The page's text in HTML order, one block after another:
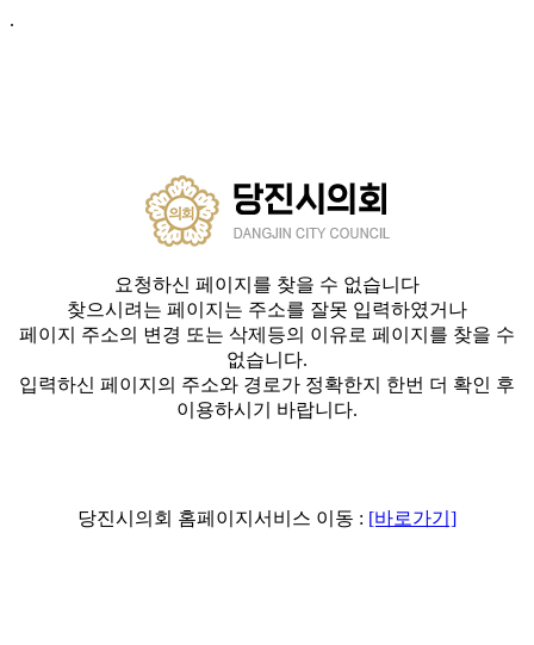
.
요청하신 페이지를 찾을 수 없습니다
찾으시려는 페이지는 주소를 잘못 입력하였거나
페이지 주소의 변경 또는 삭제등의 이유로 페이지를 찾을 수
없습니다.
입력하신 페이지의 주소와 경로가 정확한지 한번 더 확인 후
이용하시기 바랍니다.
당진시의회 홈페이지서비스 이동 : [바로가기]